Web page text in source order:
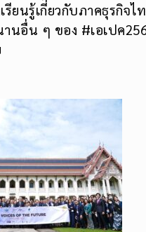
ยนรู้เกี่ยวกับภาคธุรกิจไ
นอื่น ๆ ของ #เอเปค